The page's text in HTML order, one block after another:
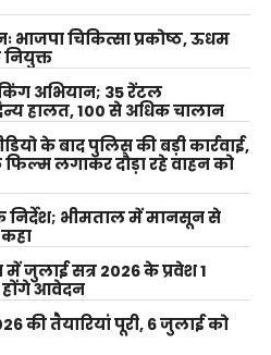
भाजपा चिकित्सा प्रकोष्ठ, ऊधम
अभियान; 35 रेंटल
हालत, 100 से अधिक चालान
के बाद पुलिस की बड़ी कार्रवाई,
लगाकर दौड़ा रहे वाहन को
निर्देश; भीमताल में मानसून से
में जुलाई सत्र 2026 के प्रवेश 1
आवेदन
की तैयारियां पूरी, 6 जुलाई को